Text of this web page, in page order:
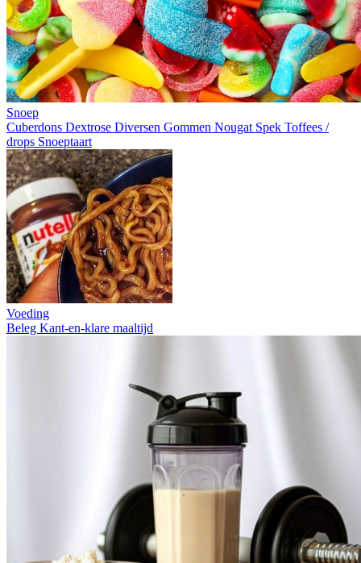
Snoep
Cuberdons Dextrose Diversen Gommen Nougat Spek Toffees /
drops Snoeptaart
Voeding
Beleg Kant-en-klare maaltijd